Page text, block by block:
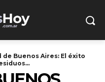
de Buenos Aires: El éxito